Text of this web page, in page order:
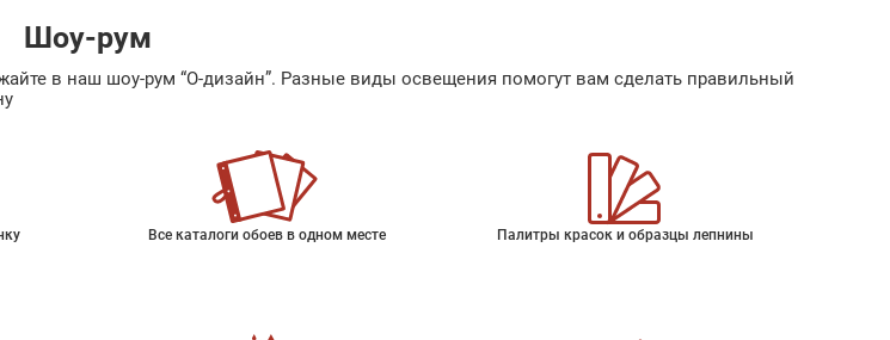
Шоу-рум
в наш шоу-рум “О-дизайн”. Разные виды освещения помогут вам сделать правильный
Все каталоги обоев в одном месте Палитры красок и образцы лепнины